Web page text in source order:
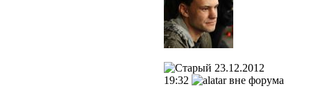
23.12.2012
19:32